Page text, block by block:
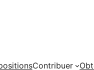
Contribuer